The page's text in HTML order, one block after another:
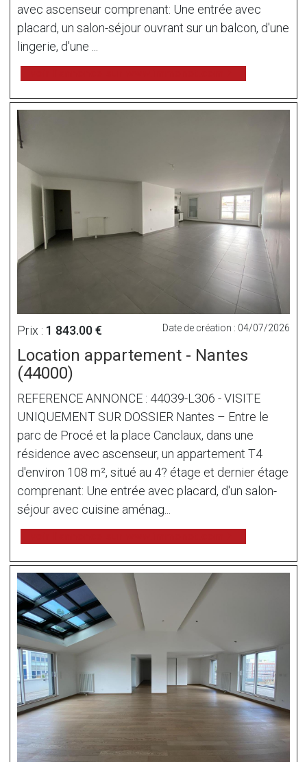
avec ascenseur comprenant: Une entrée avec
placard, un salon-séjour ouvrant sur un balcon, d'une
lingerie, d'une ...
Prix : 1 843.00 € Date de création : 04/07/2026
Location appartement - Nantes
(44000)
REFERENCE ANNONCE : 44039-L306 - VISITE
UNIQUEMENT SUR DOSSIER Nantes – Entre le
parc de Procé et la place Canclaux, dans une
résidence avec ascenseur, un appartement T4
d'environ 108 m², situé au 4? étage et dernier étage
comprenant: Une entrée avec placard, d'un salon-
séjour avec cuisine aménag...